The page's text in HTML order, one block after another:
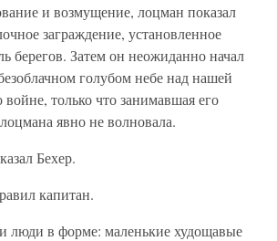
и возмущение, лоцман показал
заграждение, установленное
берегов. Затем он неожиданно начал
голубом небе над нашей
только что занимавшая его
явно не волновала.
Бехер.
капитан.
люди в форме: маленькие худощавые